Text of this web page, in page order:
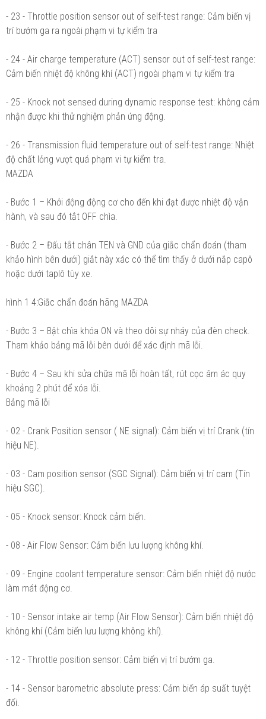
- 23 - Throttle position sensor out of self-test range: Cảm biến vị
trí bướm ga ra ngoài phạm vi tự kiểm tra
- 24 - Air charge temperature (ACT) sensor out of self-test range:
Cảm biến nhiệt độ không khí (ACT) ngoài phạm vi tự kiểm tra
- 25 - Knock not sensed during dynamic response test: không cảm
nhận được khi thử nghiệm phản ứng động.
- 26 - Transmission fluid temperature out of self-test range: Nhiệt
độ chất lỏng vượt quá phạm vi tự kiểm tra.
MAZDA
- Bước 1 – Khởi động động cơ cho đến khi đạt được nhiệt độ vận
hành, và sau đó tắt OFF chìa.
- Bước 2 – Đấu tắt chân TEN và GND của giắc chẩn đoán (tham
khảo hình bên dưới) giắt này xác có thể tìm thấy ở dưới nắp capô
hoặc dưới taplô tùy xe.
hình 1 4:Giắc chẩn đoán hãng MAZDA
- Bước 3 – Bật chìa khóa ON và theo dõi sự nháy của đèn check.
Tham khảo bảng mã lỗi bên dưới để xác định mã lỗi.
- Bước 4 – Sau khi sửa chữa mã lỗi hoàn tất, rút cọc âm ác quy
khoảng 2 phút để xóa lỗi.
Bảng mã lỗi
- 02 - Crank Position sensor ( NE signal): Cảm biến vị trí Crank (tín
hiệu NE).
- 03 - Cam position sensor (SGC Signal): Cảm biến vị trí cam (Tín
hiệu SGC).
- 05 - Knock sensor: Knock cảm biến.
- 08 - Air Flow Sensor: Cảm biến lưu lượng không khí.
- 09 - Engine coolant temperature sensor: Cảm biến nhiệt độ nước
làm mát động cơ.
- 10 - Sensor intake air temp (Air Flow Sensor): Cảm biến nhiệt độ
không khí (Cảm biến lưu lượng không khí).
- 12 - Throttle position sensor: Cảm biến vị trí bướm ga.
- 14 - Sensor barometric absolute press: Cảm biến áp suất tuyệt
đối.